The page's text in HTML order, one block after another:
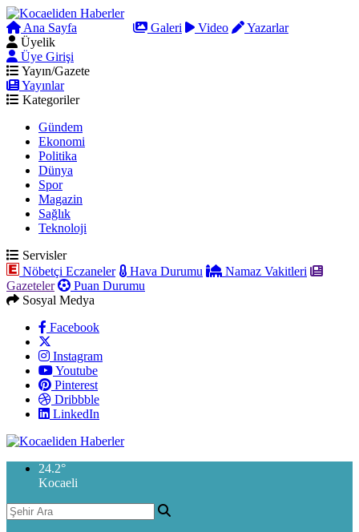
Ana Sayfa Galeri Video
Yazarlar
Üyelik
Üye Girişi
Yayın/Gazete
Yayınlar
Kategoriler
Gündem
Ekonomi
Politika
Dünya
Spor
Magazin
Sağlık
Teknoloji
Servisler
Nöbetçi Eczaneler
Hava Durumu
Namaz Vakitleri
Gazeteler
Puan Durumu
Sosyal Medya
Facebook
Instagram
Youtube
Pinterest
Dribbble
LinkedIn
24.2°
Kocaeli